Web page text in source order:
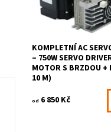
KOMPLETNÍ AC
– 750W SERVO
MOTOR S BRZDOU +
10 M)
od 6 850 Kč